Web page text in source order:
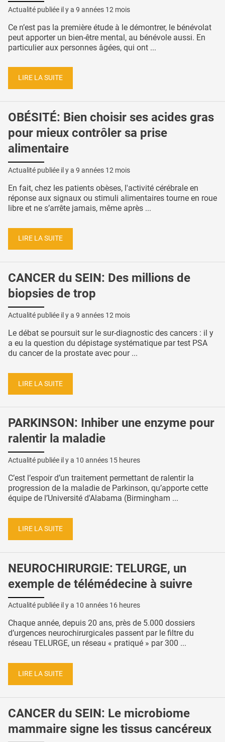
Actualité publiée il y a 9 années 12 mois
Ce n’est pas la première étude à le démontrer, le bénévolat
peut apporter un bien-être mental, au bénévole aussi. En
particulier aux personnes âgées, qui ont ...
LIRE LA SUITE
OBÉSITÉ: Bien choisir ses acides gras
pour mieux contrôler sa prise
alimentaire
Actualité publiée il y a 9 années 12 mois
En fait, chez les patients obèses, l'activité cérébrale en
réponse aux signaux ou stimuli alimentaires tourne en roue
libre et ne s’arrête jamais, même après ...
LIRE LA SUITE
CANCER du SEIN: Des millions de
biopsies de trop
Actualité publiée il y a 9 années 12 mois
Le débat se poursuit sur le sur-diagnostic des cancers : il y
a eu la question du dépistage systématique par test PSA
du cancer de la prostate avec pour ...
LIRE LA SUITE
PARKINSON: Inhiber une enzyme pour
ralentir la maladie
Actualité publiée il y a 10 années 15 heures
C’est l’espoir d’un traitement permettant de ralentir la
progression de la maladie de Parkinson, qu’apporte cette
équipe de l’Université d'Alabama (Birmingham ...
LIRE LA SUITE
NEUROCHIRURGIE: TELURGE, un
exemple de télémédecine à suivre
Actualité publiée il y a 10 années 16 heures
Chaque année, depuis 20 ans, près de 5.000 dossiers
d’urgences neurochirurgicales passent par le filtre du
réseau TELURGE, un réseau « pratiqué » par 300 ...
LIRE LA SUITE
CANCER du SEIN: Le microbiome
mammaire signe les tissus cancéreux